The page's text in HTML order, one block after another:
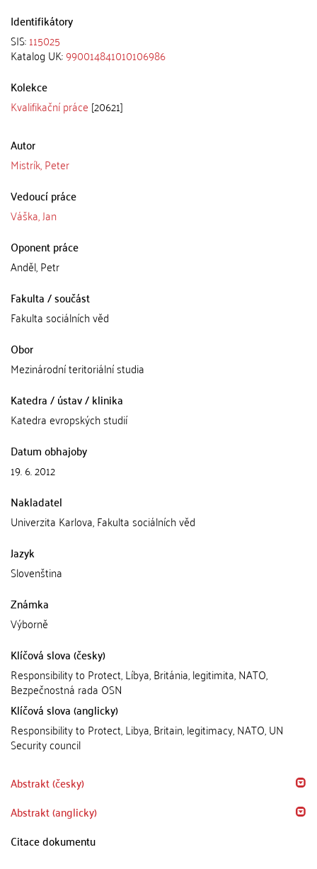
Identifikátory
SIS:115025
Katalog UK:990014841010106986
Kolekce
Kvalifikační práce [20621]
Autor
Mistrík, Peter
Vedoucí práce
Váška, Jan
Oponent práce
Anděl, Petr
Fakulta / součást
Fakulta sociálních věd
Obor
Mezinárodní teritoriální studia
Katedra / ústav / klinika
Katedra evropských studií
Datum obhajoby
19. 6. 2012
Nakladatel
Univerzita Karlova, Fakulta sociálních věd
Jazyk
Slovenština
Známka
Výborně
Klíčová slova (česky)
Responsibility to Protect, Líbya, Británia, legitimita, NATO,
Bezpečnostná rada OSN
Klíčová slova (anglicky)
Responsibility to Protect, Libya, Britain, legitimacy, NATO, UN
Security council
Abstrakt (česky)
Abstrakt (anglicky)
Citace dokumentu